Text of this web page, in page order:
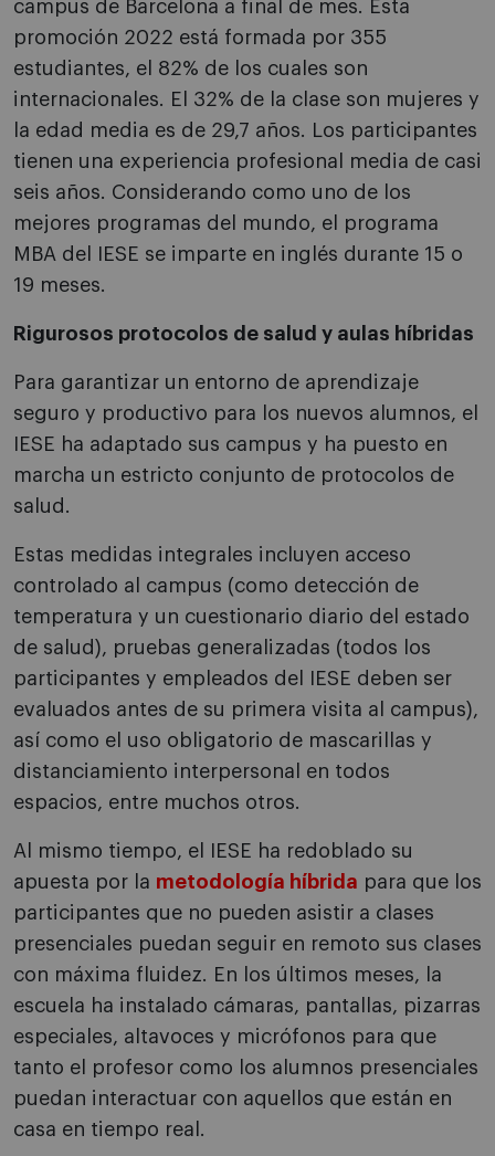
campus de Barcelona a final de mes. Esta
promoción 2022 está formada por 355
estudiantes, el 82% de los cuales son
internacionales. El 32% de la clase son mujeres y
la edad media es de 29,7 años. Los participantes
tienen una experiencia profesional media de casi
seis años. Considerando como uno de los
mejores programas del mundo, el programa
MBA del IESE se imparte en inglés durante 15 o
19 meses.
Rigurosos protocolos de salud y aulas híbridas
Para garantizar un entorno de aprendizaje
seguro y productivo para los nuevos alumnos, el
IESE ha adaptado sus campus y ha puesto en
marcha un estricto conjunto de protocolos de
salud.
Estas medidas integrales incluyen acceso
controlado al campus (como detección de
temperatura y un cuestionario diario del estado
de salud), pruebas generalizadas (todos los
participantes y empleados del IESE deben ser
evaluados antes de su primera visita al campus),
así como el uso obligatorio de mascarillas y
distanciamiento interpersonal en todos
espacios, entre muchos otros.
Al mismo tiempo, el IESE ha redoblado su
apuesta por la metodología híbrida para que los
participantes que no pueden asistir a clases
presenciales puedan seguir en remoto sus clases
con máxima fluidez. En los últimos meses, la
escuela ha instalado cámaras, pantallas, pizarras
especiales, altavoces y micrófonos para que
tanto el profesor como los alumnos presenciales
puedan interactuar con aquellos que están en
casa en tiempo real.